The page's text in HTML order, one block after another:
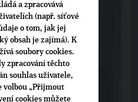
a zpracovává
(např. síťové
o tom, jak jej
obsah je zajímá). K
soubory cookies.
zpracování těchto
souhlas uživatele,
„Přijmout
cookies můžete